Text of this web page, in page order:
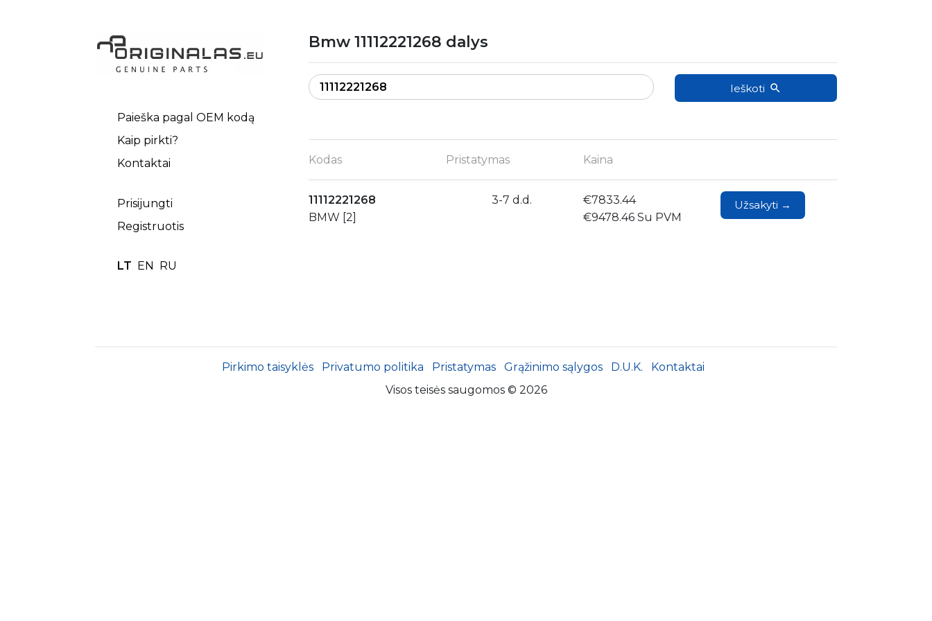
Paieška pagal OEM kodą
Kaip pirkti?
Kontaktai
Prisijungti
Registruotis
LT EN RU
Bmw 11112221268 dalys
Ieškoti
Kodas Pristatymas Kaina
11112221268
BMW [2]
3-7 d.d.
€7833.44
€9478.46 Su PVM
Užsakyti →
Pirkimo taisyklės Privatumo politika Pristatymas Grąžinimo sąlygos D.U.K.
Kontaktai
Visos teisės saugomos © 2026